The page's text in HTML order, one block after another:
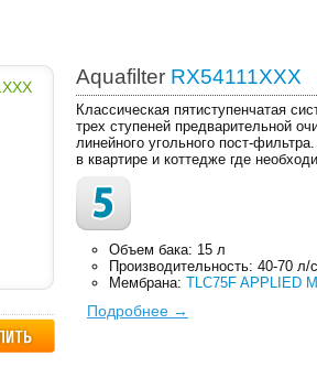
Aquafilter RX54111XXX
Классическая пятиступенчатая
трех ступеней предварительной
линейного угольного пост-
в квартире и коттедже где
Объем бака: 15 л
Производительность: 40-70 л/
Мембрана: TLC75F APPLIED
Подробнее →